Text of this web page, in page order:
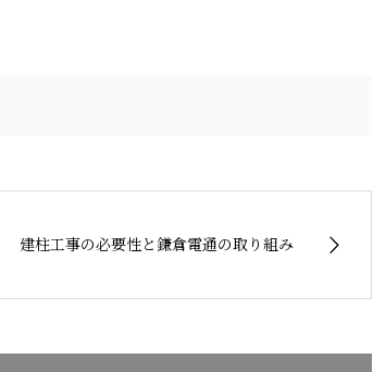
建柱工事の必要性と鎌倉電通の取り組み